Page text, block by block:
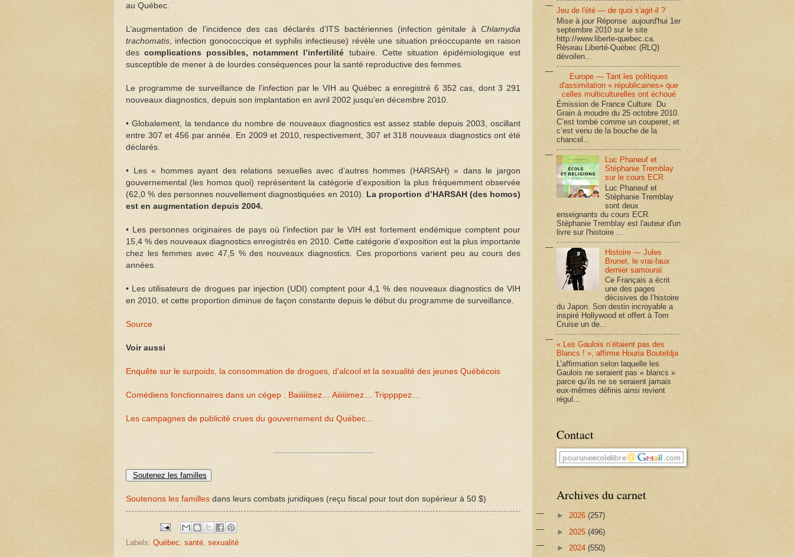
au Québec.
L’augmentation de l’incidence des cas déclarés d’ITS bactériennes (infection génitale à Chlamydia
trachomatis , infection gonococcique et syphilis infectieuse) révèle une situation préoccupante en raison
descomplications possibles, notamment l’infertilité tubaire. Cette situation épidémiologique est
susceptible de mener à de lourdes conséquences pour la santé reproductive des femmes.
Le programme de surveillance de l’infection par le VIH au Québec a enregistré 6 352 cas, dont 3 291
nouveaux diagnostics, depuis son implantation en avril 2002 jusqu’en décembre 2010.
• Globalement, la tendance du nombre de nouveaux diagnostics est assez stable depuis 2003, oscillant
entre 307 et 456 par année. En 2009 et 2010, respectivement, 307 et 318 nouveaux diagnostics ont été
déclarés.
• Les « hommes ayant des relations sexuelles avec d’autres hommes (HARSAH) » dans le jargon
gouvernemental (les homos quoi) représentent la catégorie d’exposition la plus fréquemment observée
(62,0 % des personnes nouvellement diagnostiquées en 2010).
La proportion d’HARSAH (des homos)
est en augmentation depuis 2004.
• Les personnes originaires de pays où l’infection par le VIH est fortement endémique comptent pour
15,4 % des nouveaux diagnostics enregistrés en 2010. Cette catégorie d’exposition est la plus importante
chez les femmes avec 47,5 % des nouveaux diagnostics. Ces proportions varient peu au cours des
années.
• Les utilisateurs de drogues par injection (UDI) comptent pour 4,1 % des nouveaux diagnostics de VIH
en 2010, et cette proportion diminue de façon constante depuis le début du programme de surveillance.
Source
Voir aussi
Enquête sur le surpoids, la consommation de drogues, d'alcool et la sexualité des jeunes Québécois
Comédiens fonctionnaires dans un cégep : Baiiiiiisez… Aiiiiiimez… Trippppez…
Les campagnes de publicité crues du gouvernement du Québec...
Soutenez les familles
Soutenons les familles dans leurs combats juridiques (reçu fiscal pour tout don supérieur à 50 $)
Labels: Québec santé sexualité
Jeu de l'été — de quoi s'agit-il ?
Mise à jour Réponse aujourd'hui 1er
septembre 2010 sur le site
http://www.liberte-quebec.ca.
Réseau Liberté-Québec (RLQ)
dévoilen...
Europe — Tant les politiques
d'assimilation « républicaines» que
celles multiculturelles ont échoué
Émission de France Culture Du
Grain à moudre du 25 octobre 2010.
C’est tombé comme un couperet, et
c’est venu de la bouche de la
chancel...
Luc Phaneuf et
Stéphanie Tremblay
sur le cours ECR
Luc Phaneuf et
Stéphanie Tremblay
sont deux
enseignants du cours ECR.
Stéphanie Tremblay est l'auteur d'un
livre sur l'histoire ...
Histoire — Jules
Brunet, le vrai-faux
dernier samouraï
Ce Français a écrit
une des pages
décisives de l’histoire
du Japon. Son destin incroyable a
inspiré Hollywood et offert à Tom
Cruise un de...
« Les Gaulois n’étaient pas des
Blancs ! », affirme Houria Bouteldja
L’affirmation selon laquelle les
Gaulois ne seraient pas « blancs »
parce qu’ils ne se seraient jamais
eux-mêmes définis ainsi revient
régul...
Contact
Archives du carnet
► 2026 (257)
► 2025 (496)
► 2024 (550)